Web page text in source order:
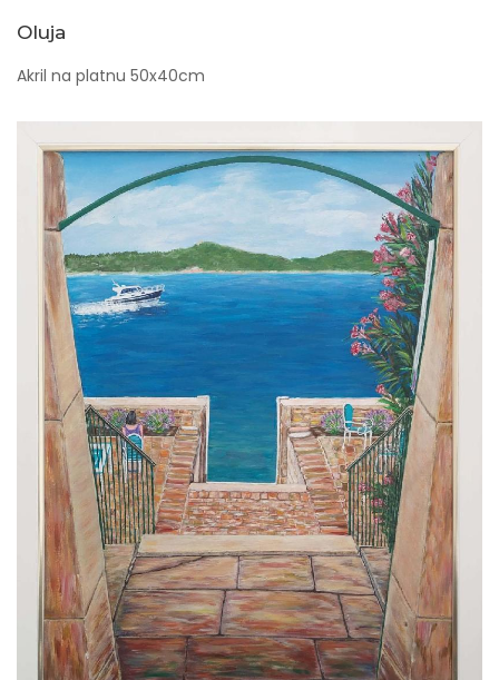
Oluja
Akril na platnu 50x40cm